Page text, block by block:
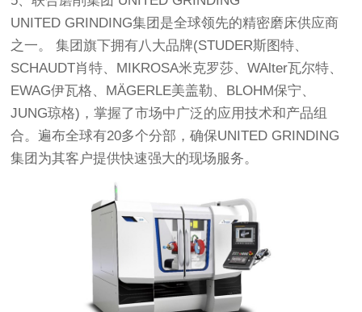
UNITED GRINDING集团是全球领先的精密磨床供应商
之一。 集团旗下拥有八大品牌(STUDER斯图特、
SCHAUDT肖特、MIKROSA米克罗莎、WAlter瓦尔特、
EWAG伊瓦格、MÄGERLE美盖勒、BLOHM保宁、
JUNG琼格)，掌握了市场中广泛的应用技术和产品组
合。遍布全球有20多个分部，确保UNITED GRINDING
集团为其客户提供快速强大的现场服务。